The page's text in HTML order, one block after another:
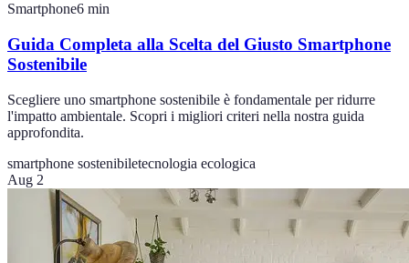
Smartphone6 min
Guida Completa alla Scelta del Giusto Smartphone
Sostenibile
Scegliere uno smartphone sostenibile è fondamentale per ridurre
l'impatto ambientale. Scopri i migliori criteri nella nostra guida
approfondita.
smartphone sostenibiletecnologia ecologica
Aug 2